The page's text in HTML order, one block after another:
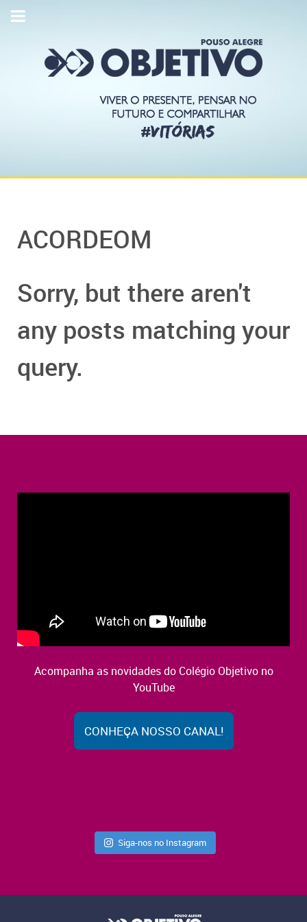
ACORDEOM
Sorry, but there aren't
any posts matching your
query.
Acompanha as novidades do Colégio Objetivo no
YouTube
CONHEÇA NOSSO CANAL!
Siga-nos no Instagram